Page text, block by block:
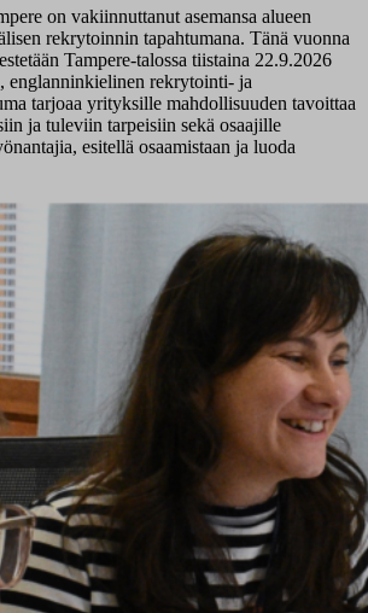
on vakiinnuttanut asemansa alueen
rekrytoinnin tapahtumana. Tänä vuonna
Tampere-talossa tiistaina 22.9.2026
englanninkielinen rekrytointi- ja
tarjoaa yrityksille mahdollisuuden tavoittaa
ja tuleviin tarpeisiin sekä osaajille
esitellä osaamistaan ja luoda